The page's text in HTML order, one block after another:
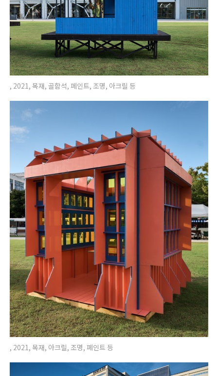
, 2021, 목재, 골함석, 페인트, 조명, 아크릴 등
, 2021, 목재, 아크릴, 조명, 페인트 등